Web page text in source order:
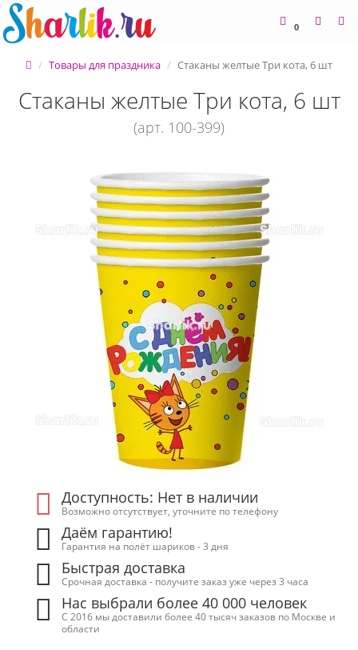
0
Товары для праздника Стаканы желтые Три кота, 6 шт
Стаканы желтые Три кота, 6 шт
(арт. 100-399)
Доступность: Нет в наличии
Возможно отсутствует, уточните по телефону
Даём гарантию!
Гарантия на полёт шариков - 3 дня
Быстрая доставка
Срочная доставка - получите заказ уже через 3 часа
Нас выбрали более 40 000 человек
С 2016 мы доставили более 40 тысяч заказов по Москве и
области